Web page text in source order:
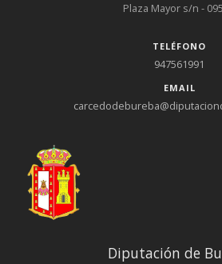
Plaza Mayor s/n -
TELÉFONO
947561991
EMAIL
Diputación de